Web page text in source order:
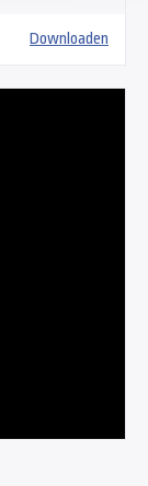
Downloaden